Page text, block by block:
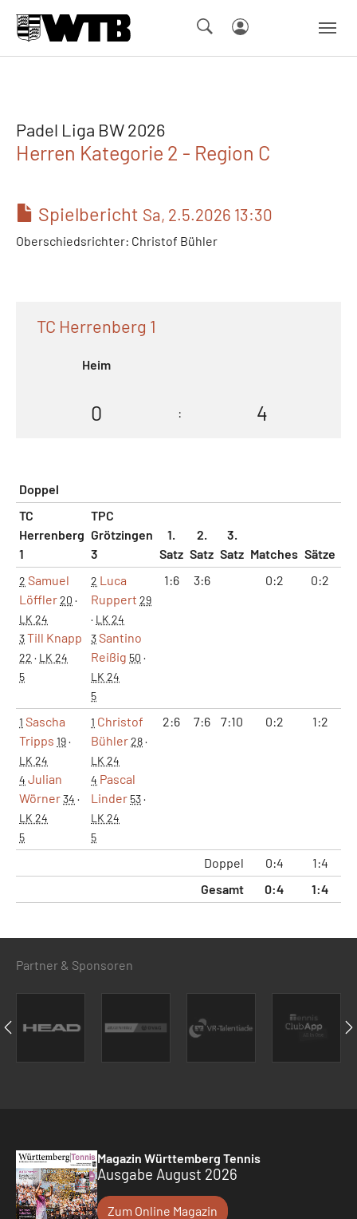
Padel Liga BW 2026
Herren Kategorie 2 - Region C
Spielbericht Sa, 2.5.2026 13:30
Oberschiedsrichter: Christof Bühler
TC Herrenberg 1
Heim
0 : 4
Doppel
TC
Herrenberg
1
TPC
Grötzingen
3
1.
Satz
2.
Satz
3.
Satz Matches Sätze
2 Samuel
Löffler20 ·
LK 24
3Till Knapp
22 · LK 24
5
2 Luca
Ruppert 29
· LK 24
3Santino
Reißig 50 ·
LK 24
5
1:6 3:6 0:2 0:2
1 Sascha
Tripps 19·
LK 24
4 Julian
Wörner34 ·
LK 24
5
1 Christof
Bühler28·
LK 24
4 Pascal
Linder 53·
LK 24
5
2:6 7:6 7:10 0:2 1:2
Doppel 0:4 1:4
Gesamt
0:4 1:4
Partner & Sponsoren
Magazin Württemberg Tennis
Ausgabe August 2026
Zum Online Magazin